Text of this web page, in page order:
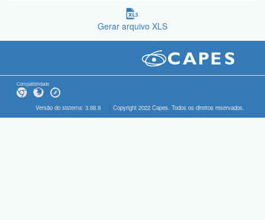
Gerar arquivo XLS
Compatibilidade
Versão do sistema: 3.88.9 Copyright 2022 Capes. Todos os direitos reservados.